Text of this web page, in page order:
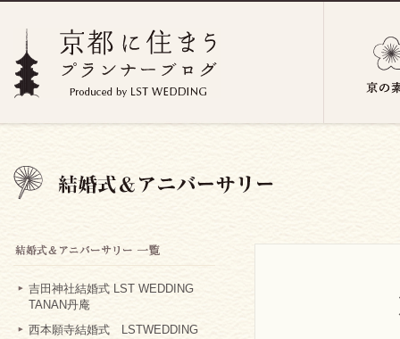
吉田神社結婚式 LST WEDDING
TANAN丹庵
西本願寺結婚式 LSTWEDDING